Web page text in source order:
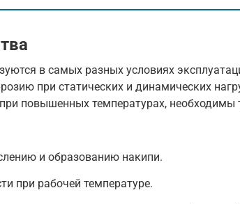
в самых разных условиях
при статических и динамических
повышенных температурах,
и образованию накипи.
при рабочей температуре.